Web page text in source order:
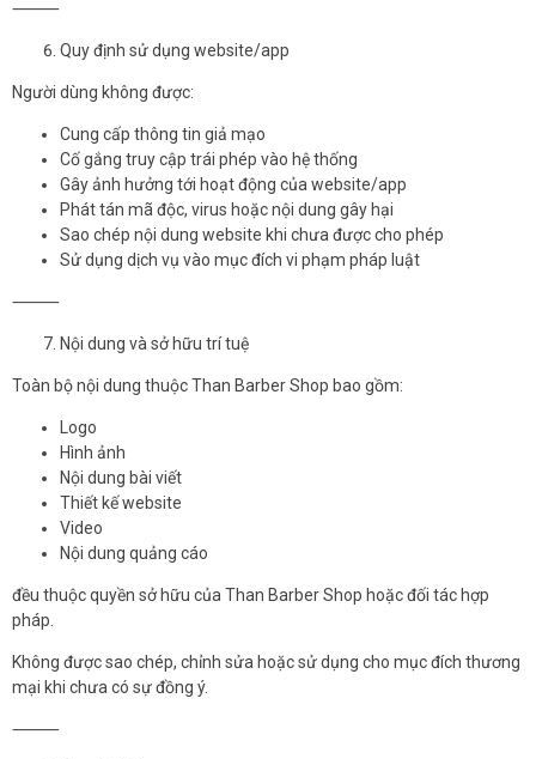
⸻
Quy định sử dụng website/app
Người dùng không được:
Cung cấp thông tin giả mạo
Cố gắng truy cập trái phép vào hệ thống
Gây ảnh hưởng tới hoạt động của website/app
Phát tán mã độc, virus hoặc nội dung gây hại
Sao chép nội dung website khi chưa được cho phép
Sử dụng dịch vụ vào mục đích vi phạm pháp luật
⸻
Nội dung và sở hữu trí tuệ
Toàn bộ nội dung thuộc Than Barber Shop bao gồm:
Logo
Hình ảnh
Nội dung bài viết
Thiết kế website
Video
Nội dung quảng cáo
đều thuộc quyền sở hữu của Than Barber Shop hoặc đối tác hợp
pháp.
Không được sao chép, chỉnh sửa hoặc sử dụng cho mục đích thương
mại khi chưa có sự đồng ý.
⸻